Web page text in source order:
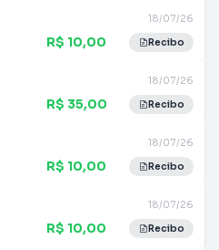
18/07/26
R$ 10,00 Recibo
18/07/26
R$ 35,00 Recibo
18/07/26
R$ 10,00 Recibo
18/07/26
R$ 10,00 Recibo